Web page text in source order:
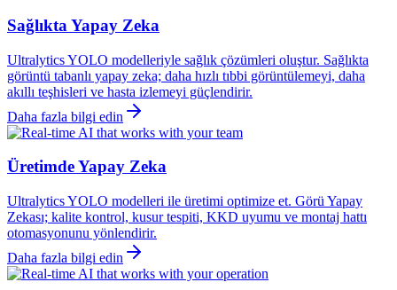
Sağlıkta Yapay Zeka
Ultralytics YOLO modelleriyle sağlık çözümleri oluştur. Sağlıkta
görüntü tabanlı yapay zeka; daha hızlı tıbbi görüntülemeyi, daha
akıllı teşhisleri ve hasta izlemeyi güçlendirir.
Daha fazla bilgi edin
Üretimde Yapay Zeka
Ultralytics YOLO modelleri ile üretimi optimize et. Görü Yapay
Zekası; kalite kontrol, kusur tespiti, KKD uyumu ve montaj hattı
otomasyonunu yönlendirir.
Daha fazla bilgi edin